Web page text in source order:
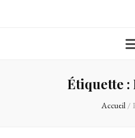
Étiquette :
Accueil /